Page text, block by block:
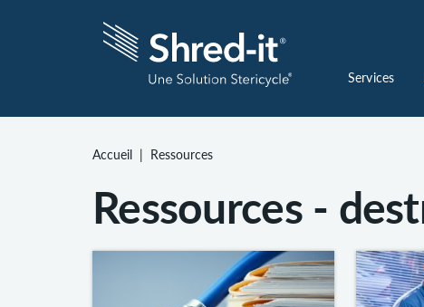
Services
Accueil Ressources
Ressources -